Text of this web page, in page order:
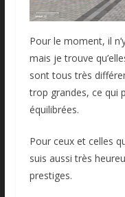
Pour le moment, il
mais je trouve
sont tous très
trop grandes, ce qui
équilibrées.
Pour ceux et celles
suis aussi très
prestiges.